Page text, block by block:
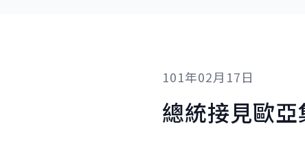
101年02月17日
總統接見歐